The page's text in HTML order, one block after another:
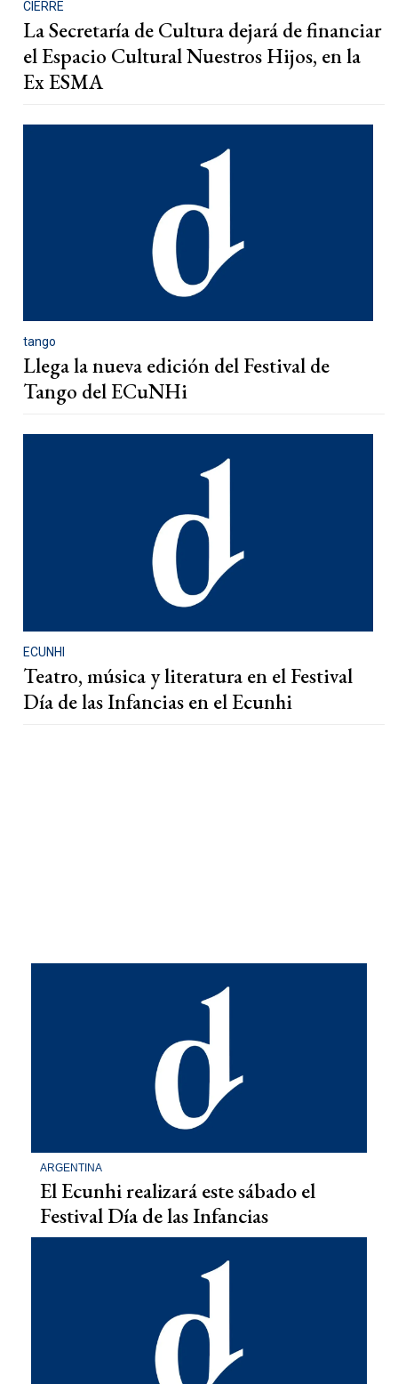
CIERRE
La Secretaría de Cultura dejará de financiar
el Espacio Cultural Nuestros Hijos, en la
Ex ESMA
tango
Llega la nueva edición del Festival de
Tango del ECuNHi
ECUNHI
Teatro, música y literatura en el Festival
Día de las Infancias en el Ecunhi
ARGENTINA
El Ecunhi realizará este sábado el
Festival Día de las Infancias